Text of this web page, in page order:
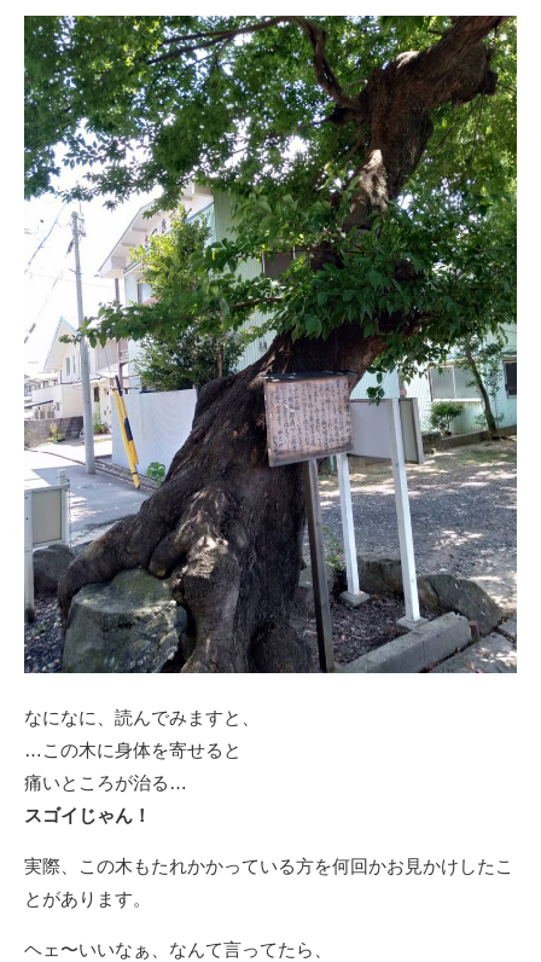
なになに、読んでみますと、
…この木に身体を寄せると
痛いところが治る…
スゴイじゃん！
実際、この木もたれかかっている方を何回かお見かけしたこ
とがあります。
ヘェ〜いいなぁ、なんて言ってたら、